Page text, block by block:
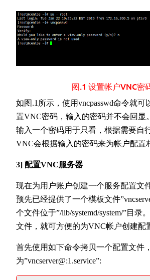
图.1 设置帐户VNC密
如图.1所示，使用vncpasswd命令就可
置VNC密码，输入的密码并不会回显
输入一个密码用于只看，根据需要自
VNC会根据输入的密码来为帐户配置
3] 配置VNC服务器
现在为用户账户创建一个服务配置文
预先已经提供了一个模板文件
个文件位于”/lib/systemd/system/”目录
文件，就可方便的为VNC帐户创建配
首先使用如下命令拷贝一个配置文件
为”vncserver@:1.service”: